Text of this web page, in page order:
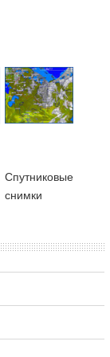
Cпутниковые
снимки